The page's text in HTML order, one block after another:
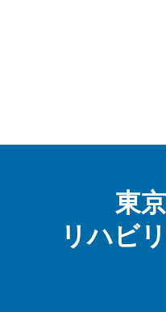
東
リハビ